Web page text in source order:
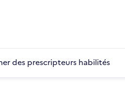
des prescripteurs habilités